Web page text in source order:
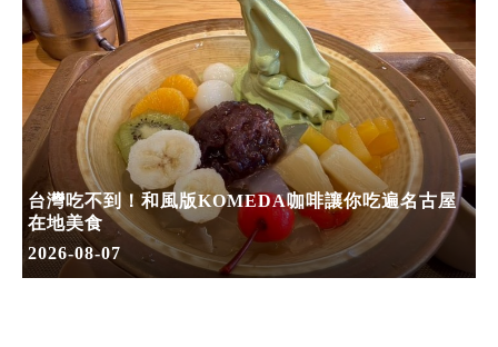
台灣吃不到！和風版KOMEDA咖啡讓你吃遍名古屋
在地美食
2026-08-07